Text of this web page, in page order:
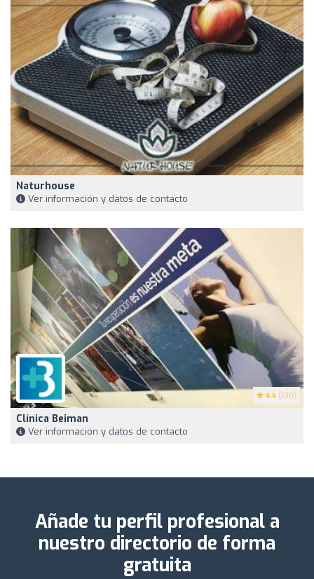
Naturhouse
Ver información y datos de contacto
4.4 (108)
Clínica Beiman
Ver información y datos de contacto
Añade tu perfil profesional a
nuestro directorio de forma
gratuita